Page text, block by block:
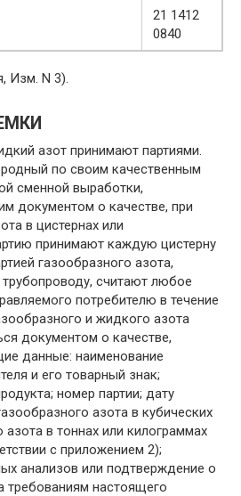
21 1412
0840
Изм. N 3).
азот принимают партиями.
по своим качественным
сменной выработки,
документом о качестве, при
в цистернах или
принимают каждую цистерну
газообразного азота,
считают любое
потребителю в течение
и жидкого азота
документом о качестве,
данные: наименование
и его товарный знак;
номер партии; дату
азота в кубических
в тоннах или килограммах
с приложением 2);
анализов или подтверждение о
требованиям настоящего